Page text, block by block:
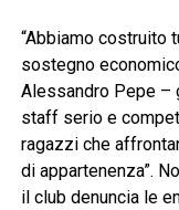
“Abbiamo costruito
sostegno
Alessandro Pepe –
staff serio e
ragazzi che
di appartenenza”.
il club denuncia le